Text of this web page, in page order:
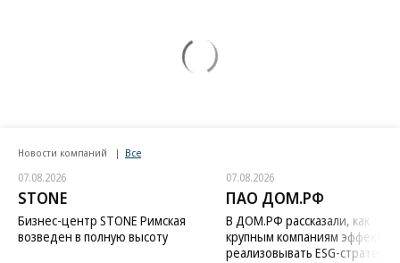
Новости компаний Все
07.08.2026
STONE
Бизнес-центр STONE Римская
возведен в полную высоту
07.08.2026
ПАО ДОМ.РФ
В ДОМ.РФ рассказали, как
крупным компаниям
реализовывать ESG-стратегию